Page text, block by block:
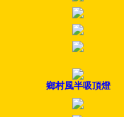
鄉村風半吸頂燈